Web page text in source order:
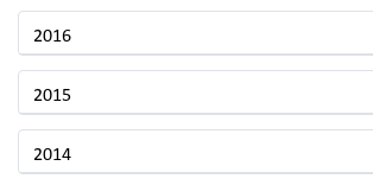
2016
2015
2014